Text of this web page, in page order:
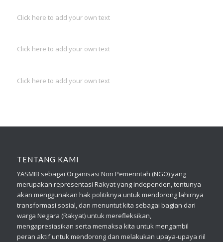
Click here to add your own text
Click here to add your own text
Click here to add your own text
TENTANG KAMI
YASMIB sebagai Organisasi Non Pemerintah (NGO) yang
merupakan representasi Rakyat yang independen, tentunya
akan menggunakan hak politiknya untuk mendorong lahirnya
transformasi sosial, dan menuntut kita sebagai bagian dari
warga Negara (Rakyat) untuk merefleksikan,
mengapresiasikan serta memaksa kita untuk mengambil
peran aktif untuk mendorong dan melakukan upaya-upaya riil